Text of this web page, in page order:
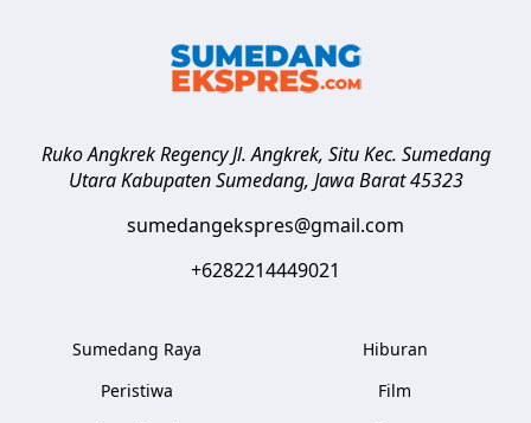
Ruko Angkrek Regency Jl. Angkrek, Situ Kec. Sumedang
Utara Kabupaten Sumedang, Jawa Barat 45323
sumedangekspres@gmail.com
+6282214449021
Sumedang Raya
Peristiwa
Hiburan
Film